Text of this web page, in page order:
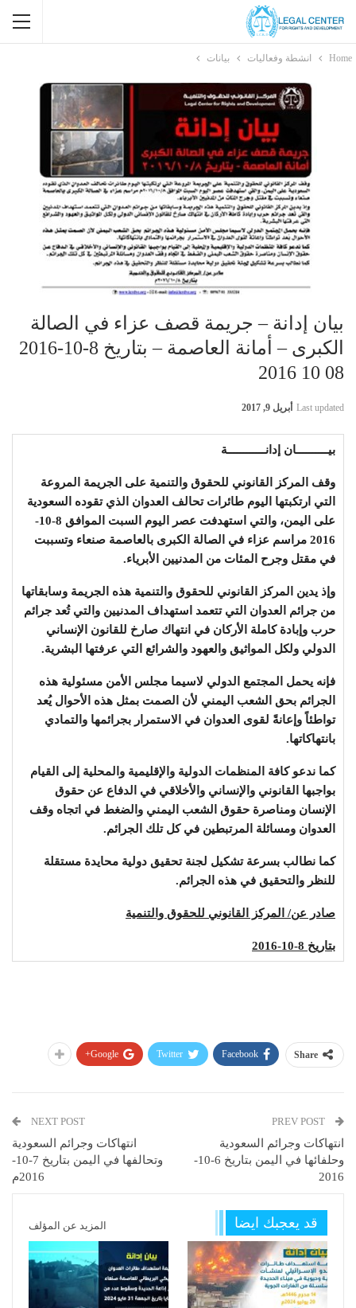
Home انشطة وفعاليات بيانات
بيان إدانة – جريمة قصف عزاء في الصالة
الكبرى – أمانة العاصمة – بتاريخ 8-10-2016
08 10 2016
Last updated أبريل 9, 2017
بيــــــــــان إدانــــــــــــة
وقف المركز القانوني للحقوق والتنمية على الجريمة المروعة
التي ارتكبتها اليوم طائرات تحالف العدوان الذي تقوده السعودية
على اليمن، والتي استهدفت عصر اليوم السبت الموافق 8-10-
2016 مراسم عزاء في الصالة الكبرى بالعاصمة صنعاء وتسببت
في مقتل وجرح المئات من المدنيين الأبرياء.
وإذ يدين المركز القانوني للحقوق والتنمية هذه الجريمة وسابقاتها
من جرائم العدوان التي تتعمد استهداف المدنيين والتي تُعد جرائم
حرب وإبادة كاملة الأركان في انتهاك صارخ للقانون الإنساني
الدولي ولكل المواثيق والعهود والشرائع التي عرفتها البشرية.
فإنه يحمل المجتمع الدولي لاسيما مجلس الأمن مسئولية هذه
الجرائم بحق الشعب اليمني لأن الصمت بمثل هذه الأحوال يُعد
تواطئاً وإعانةً لقوى العدوان في الاستمرار بجرائمها والتمادي
بانتهاكاتها.
كما ندعو كافة المنظمات الدولية والإقليمية والمحلية إلى القيام
بواجبها القانوني والإنساني والأخلاقي في الدفاع عن حقوق
الإنسان ومناصرة حقوق الشعب اليمني والضغط في اتجاه وقف
العدوان ومسائلة المرتبطين في كل تلك الجرائم.
كما نطالب بسرعة تشكيل لجنة تحقيق دولية محايدة مستقلة
للنظر والتحقيق في هذه الجرائم.
صادر عن/ المركز القانوني للحقوق والتنمية
بتاريخ 8-10-2016
Share
Facebook
Twitter
Google+
انتهاكات وجرائم السعودية
وحلفائها في اليمن بتاريخ 6-10-
2016
NEXT POST
انتهاكات وجرائم السعودية
وتحالفها في اليمن بتاريخ 7-10-
2016م
قد يعجبك ايضا المزيد عن المؤلف